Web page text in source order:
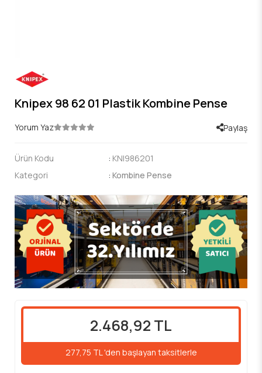
Knipex 98 62 01 Plastik Kombine Pense
Yorum Yaz Paylaş
Ürün Kodu : KNI986201
Kategori
: Kombine Pense
2.468,92 TL
277,75 TL 'den başlayan taksitlerle